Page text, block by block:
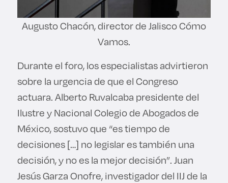
Augusto Chacón, director de Jalisco Cómo
Vamos.
Durante el foro, los especialistas advirtieron
sobre la urgencia de que el Congreso
actuara. Alberto Ruvalcaba presidente del
Ilustre y Nacional Colegio de Abogados de
México, sostuvo que “es tiempo de
decisiones […] no legislar es también una
decisión, y no es la mejor decisión”. Juan
Jesús Garza Onofre, investigador del IIJ de la